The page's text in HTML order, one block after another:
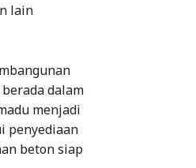
lain
dalam
menjadi
penyediaan
beton siap